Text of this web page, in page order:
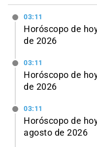
03:11
Horóscopo de
de 2026
03:11
Horóscopo de
de 2026
03:11
Horóscopo de
agosto de 2026